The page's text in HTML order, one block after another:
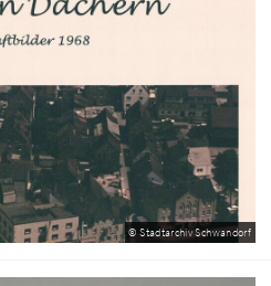
© Stadtarchiv Schwandorf